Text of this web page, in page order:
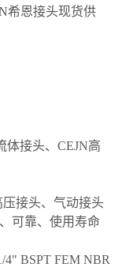
希恩接头现货供
体接头、CEJN高
接头、气动接头
可靠、使用寿命
4" BSPT FEM NBR